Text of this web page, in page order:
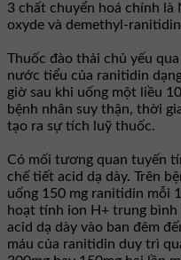
3 chất chuyển hoá chính là
oxyde và demethyl-
Thuốc đào thải chủ yếu
nước tiểu của ranitidin
giờ sau khi uống một liều
bệnh nhân suy thận, thời
tạo ra sự tích luỹ thuốc.
Có mối tương quan tuyến
chế tiết acid dạ dày. Trên
uống 150 mg ranitidin mỗi
hoạt tính ion H+ trung
acid dạ dày vào ban đêm
máu của ranitidin duy trì